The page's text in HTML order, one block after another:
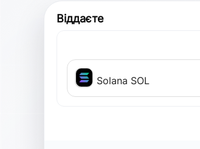
Віддаєте
Solana SOL